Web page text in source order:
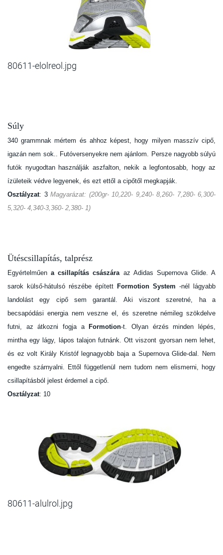
80611-elolreol.jpg
Súly
340 grammnak mértem és ahhoz képest, hogy milyen masszív cipő,
igazán nem sok.. Futóversenyekre nem ajánlom. Persze nagyobb súlyú
futók nyugodtan használják aszfalton, nekik a legfontosabb, hogy az
ízületeik védve legyenek, és ezt ettől a cipőtől megkapják.
Osztályzat: 3 Magyarázat: (200gr- 10,220- 9,240- 8,260- 7,280- 6,300-
5,320- 4,340-3,360- 2,380- 1)
Ütéscsillapítás, talprész
Egyértelműena csillapítás császáraaz Adidas Supernova Glide. A
sarok külső-hátulsó részébe épített Formotion System -nél lágyabb
landolást egy cipő sem garantál. Aki viszont szeretné, ha a
becsapódási energia nem veszne el, és szeretne némileg szökdelve
futni, az átkozni fogja a Formotion-t. Olyan érzés minden lépés,
mintha egy lágy, lápos talajon futnánk. Ott viszont gyorsan nem lehet,
és ez volt Király Kristóf legnagyobb baja a Supernova Glide-dal. Nem
engedte szárnyalni. Ettől függetlenül nem tudom nem elismerni, hogy
csillapításból jelest érdemel a cipő.
Osztályzat: 10
80611-alulrol.jpg